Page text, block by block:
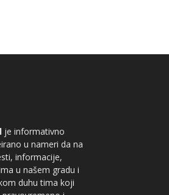
je informativno
u nameri da na
informacije,
u našem gradu i
duhu tima koji